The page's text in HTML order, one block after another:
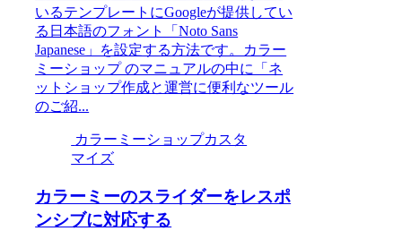
いるテンプレートにGoogleが提供してい
る日本語のフォント「Noto Sans
Japanese」を設定する方法です。カラー
ミーショップ のマニュアルの中に「ネ
ットショップ作成と運営に便利なツール
のご紹...
カラーミーショップカスタ
マイズ
カラーミーのスライダーをレスポ
ンシブに対応する